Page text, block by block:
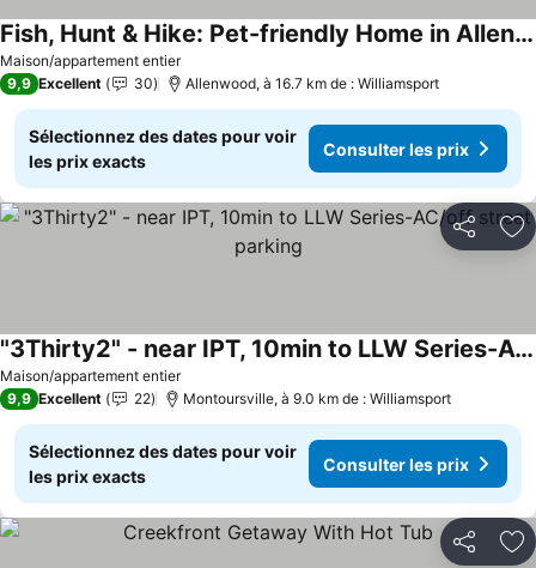
Maison/appartement entier
Fish, Hunt & Hike: Pet-friendly Home in Allenwood
Consulter les prix
9,9 Excellent 30 Allenwood, à 16.7 km de : Williamsport
Sélectionnez des dates pour voir
les prix exacts
Consulter les prix
Partager
Maison/appartement entier
"3Thirty2" - near IPT, 10min to LLW Series-AC/off street parking
Consulter les prix
9,9 Excellent 22 Montoursville, à 9.0 km de : Williamsport
Sélectionnez des dates pour voir
les prix exacts
Consulter les prix
Partager